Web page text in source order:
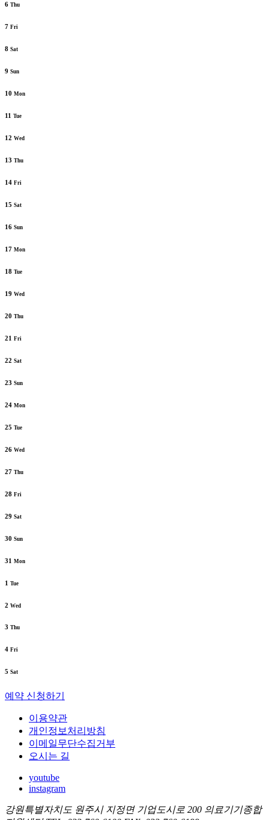
6 Thu
7 Fri
8 Sat
9 Sun
10 Mon
11 Tue
12 Wed
13 Thu
14 Fri
15 Sat
16 Sun
17 Mon
18 Tue
19 Wed
20 Thu
21 Fri
22 Sat
23 Sun
24 Mon
25 Tue
26 Wed
27 Thu
28 Fri
29 Sat
30 Sun
31 Mon
1 Tue
2 Wed
3 Thu
4 Fri
5 Sat
예약 신청하기
이용약관
개인정보처리방침
이메일무단수집거부
오시는 길
youtube
instagram
강원특별자치도 원주시 지정면 기업도시로 200 의료기기종합